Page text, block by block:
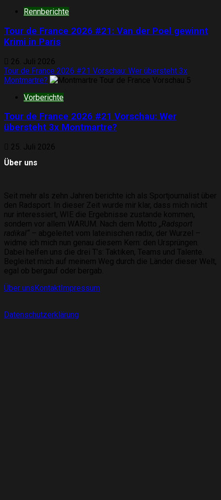
Rennberichte
Tour de France 2026 #21: Van der Poel gewinnt
Krimi in Paris
26. Juli 2026
Tour de France 2026 #21 Vorschau: Wer übersteht 3x
Montmartre?
5
Vorberichte
Tour de France 2026 #21 Vorschau: Wer
übersteht 3x Montmartre?
25. Juli 2026
Über uns
Seit mehr als zehn Jahren berichte ich als Sportjournalist über
den Radsport. In dieser Zeit wurde mir klar, dass mich nicht
nur interessiert, WIE die Ergebnisse zustande kommen,
sondern vor allem WARUM. Nach dem Motto „Radsport
radikal“ – abgeleitet vom lateinischen radix, der Wurzel –
widme ich mich nun genau diesem Kern: den Ursprüngen.
Dabei helfen uns die drei T’s: Taktiken, Teams und Talente.
Begleitet mich auf meinem Weg durch die Länder dieser Welt,
egal ob bergauf oder bergab.
Über uns Kontakt Impressum
Datenschutzerklärung